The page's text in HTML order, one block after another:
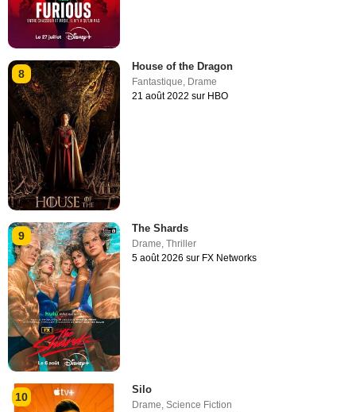
8
House of the Dragon
Fantastique, Drame
21 août 2022 sur HBO
9
The Shards
Drame ,Thriller
5 août 2026 sur FX Networks
10
Silo
Drame,Science Fiction